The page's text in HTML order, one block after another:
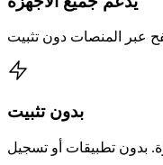
بدون تثبيت